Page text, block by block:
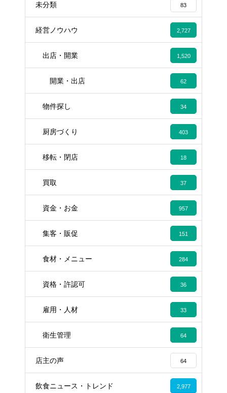
未分類 83
経営ノウハウ 2,727
出店・開業 1,520
開業・出店 62
物件探し 34
厨房づくり 403
移転・閉店 18
買取 37
資金・お金 957
集客・販促 151
食材・メニュー 284
資格・許認可 36
雇用・人材 33
衛生管理 64
店主の声 64
飲食ニュース・トレンド 2,977